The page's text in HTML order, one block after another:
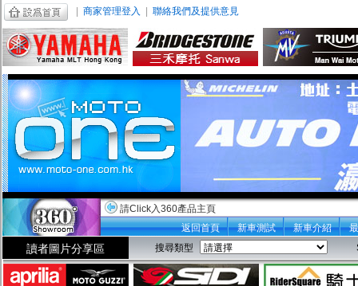
商家管理登入 聯絡我們及提供意見
請Click入360產品主頁
返回首頁
新車測試 新車介紹
讀者圖片分享區 搜尋類型